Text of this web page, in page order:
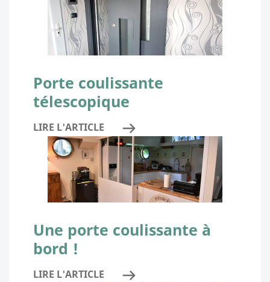
Porte coulissante
télescopique
LIRE L'ARTICLE
Une porte coulissante à
bord !
LIRE L'ARTICLE